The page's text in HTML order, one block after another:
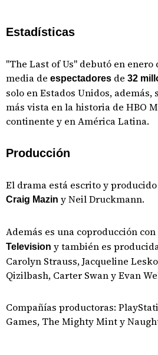
Estadísticas
"The Last of Us" debutó en enero
media de espectadores de 32
solo en Estados Unidos,
más vista en la historia de HBO
continente y en América Latina.
Producción
El drama está escrito y
Craig Mazin y Neil Druckmann.
Además es una coproducción con
Television y también es
Carolyn Strauss, Jacqueline
Qizilbash, Carter Swan y Evan
Compañías productoras:
Games, The Mighty Mint y